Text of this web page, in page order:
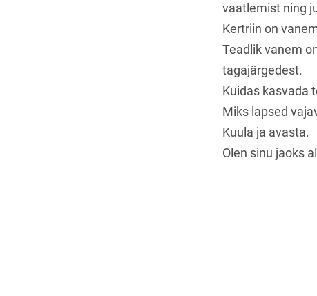
vaatlemist ning
Kertriin on
Teadlik vanem
tagajärgedest.
Kuidas kasvada
Miks lapsed
Kuula ja avasta.
Olen sinu jaoks